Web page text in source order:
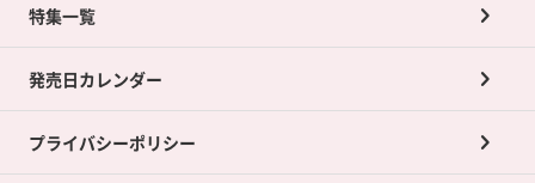
ネット買取について
買取承諾書について
ポイントカードTOP
ポイント交換景品
特集一覧
発売日カレンダー
プライバシーポリシー